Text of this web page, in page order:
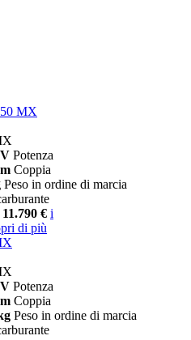
MX
Potenza
Coppia
Peso in ordine di marcia
€ i
di più
Potenza
Coppia
Peso in ordine di marcia